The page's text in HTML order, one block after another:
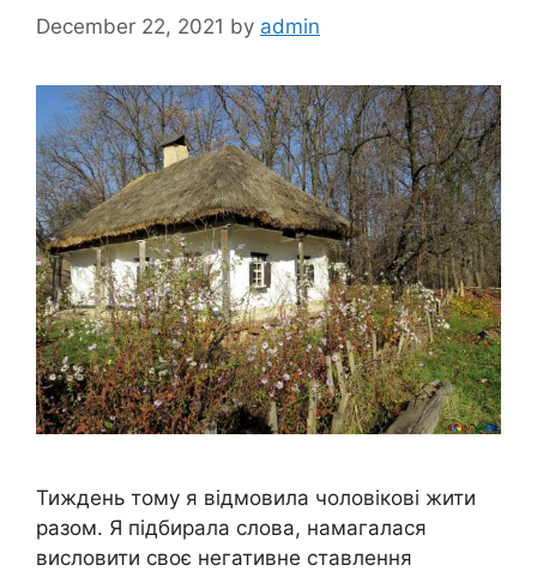
December 22, 2021 by admin
Тиждень тому я відмовила чоловікові жити
разом. Я підбирала слова, намагалася
висловити своє негативне ставлення